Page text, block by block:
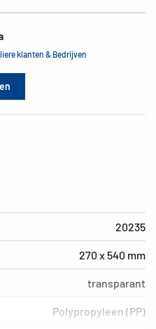
klanten & Bedrijven
20235
270 x 540 mm
transparant
Polypropyleen (PP)